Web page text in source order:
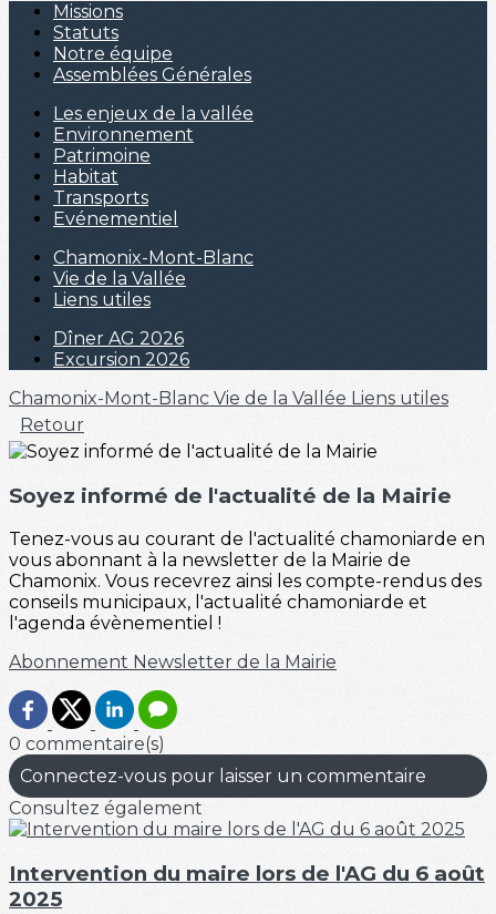
Missions
Statuts
Notre équipe
Assemblées Générales
Les enjeux de la vallée
Environnement
Patrimoine
Habitat
Transports
Evénementiel
Chamonix-Mont-Blanc
Vie de la Vallée
Liens utiles
Dîner AG 2026
Excursion 2026
Chamonix-Mont-Blanc Vie de la Vallée Liens utiles
Retour
Soyez informé de l'actualité de la Mairie
Tenez-vous au courant de l'actualité chamoniarde en
vous abonnant à la newsletter de la Mairie de
Chamonix. Vous recevrez ainsi les compte-rendus des
conseils municipaux, l'actualité chamoniarde et
l'agenda évènementiel !
Abonnement Newsletter de la Mairie
0 commentaire(s)
Connectez-vous pour laisser un commentaire
Consultez également
Intervention du maire lors de l'AG du 6 août
2025